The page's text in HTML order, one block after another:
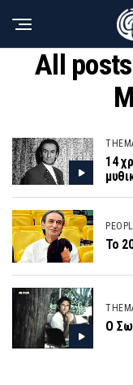
All
14
Το
O